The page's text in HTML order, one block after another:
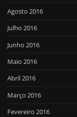
Agosto 2016
Julho 2016
Junho 2016
Maio 2016
Abril 2016
Março 2016
Fevereiro 2016